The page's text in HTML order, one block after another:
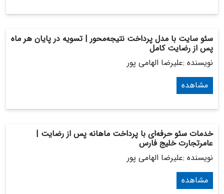
سئو سایت با مدل پرداخت نتیجه‌محور | تسویه در پایان هر ماه
پس از رضایت کامل
نویسنده :علیرضا الهامی پور
مشاهده
خدمات سئو حرفه‌ای با پرداخت ماهانه پس از رضایت |
عامرتجارت خلیج فارس
نویسنده :علیرضا الهامی پور
مشاهده